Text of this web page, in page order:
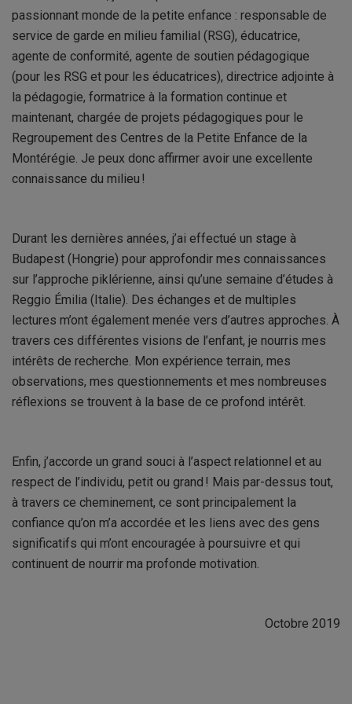
passionnant monde de la petite enfance : responsable de
service de garde en milieu familial (RSG), éducatrice,
agente de conformité, agente de soutien pédagogique
(pour les RSG et pour les éducatrices), directrice adjointe à
la pédagogie, formatrice à la formation continue et
maintenant, chargée de projets pédagogiques pour le
Regroupement des Centres de la Petite Enfance de la
Montérégie. Je peux donc affirmer avoir une excellente
connaissance du milieu !
Durant les dernières années, j’ai effectué un stage à
Budapest (Hongrie) pour approfondir mes connaissances
sur l’approche piklérienne, ainsi qu’une semaine d’études à
Reggio Émilia (Italie). Des échanges et de multiples
lectures m’ont également menée vers d’autres approches. À
travers ces différentes visions de l’enfant, je nourris mes
intérêts de recherche. Mon expérience terrain, mes
observations, mes questionnements et mes nombreuses
réflexions se trouvent à la base de ce profond intérêt.
Enfin, j’accorde un grand souci à l’aspect relationnel et au
respect de l’individu, petit ou grand ! Mais par-dessus tout,
à travers ce cheminement, ce sont principalement la
confiance qu’on m’a accordée et les liens avec des gens
significatifs qui m’ont encouragée à poursuivre et qui
continuent de nourrir ma profonde motivation.
Octobre 2019